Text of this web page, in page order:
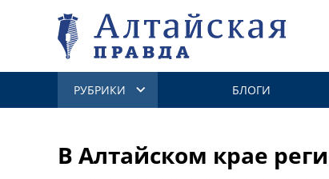
РУБРИКИ БЛОГИ
В Алтайском крае